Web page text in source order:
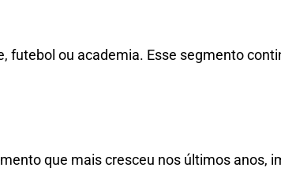
ou academia. Esse segmento
que mais cresceu nos últimos anos,